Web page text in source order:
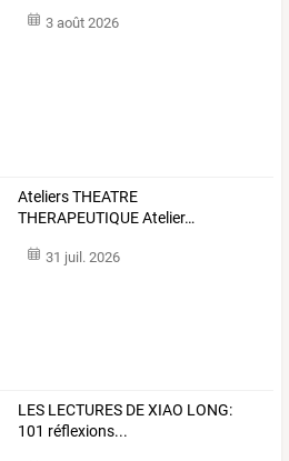
3 août 2026
AteliersTHEATRE
THERAPEUTIQUEAtelier…
31 juil. 2026
LES LECTURES DE XIAO LONG:
101 réflexions...